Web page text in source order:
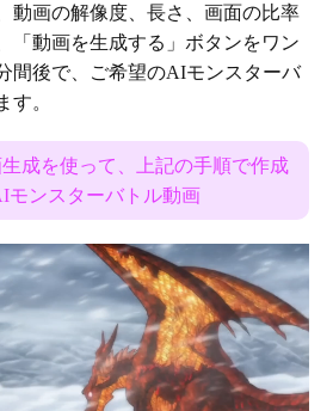
動画の解像度、長さ、画面の比率
「動画を生成する」ボタンをワン
間後で、ご希望のAIモンスターバ
す。
成を使って、上記の手順で作成
モンスターバトル動画